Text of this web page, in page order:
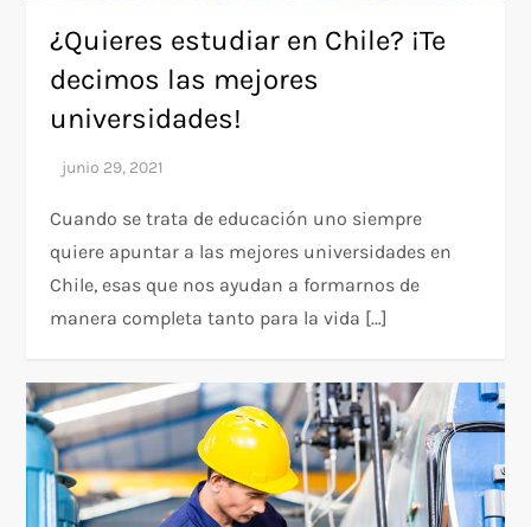
¿Quieres estudiar en Chile? ¡Te
decimos las mejores
universidades!
Cuando se trata de educación uno siempre
quiere apuntar a las mejores universidades en
Chile, esas que nos ayudan a formarnos de
manera completa tanto para la vida […]